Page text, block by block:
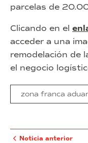
parcelas de
Clicando en el
acceder a una
remodelación de
el negocio
zona franca
Noticia anterior